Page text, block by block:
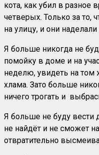
кота, как убил в разное
четверых. Только за то,
на улицу, и они
Я больше никогда не
помойку в доме и на
неделю, увидеть на
хлама. Зато больше
ничего трогать и
Я больше не буду вести
не найдёт и не сможет
отвратительно